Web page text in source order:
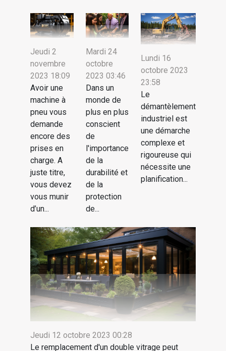
Jeudi 2
novembre
2023 18:09
Avoir une
machine à
pneu vous
demande
encore des
prises en
charge. A
juste titre,
vous devez
vous munir
d’un...
Mardi 24
octobre
2023 03:46
Dans un
monde de
plus en plus
conscient
de
l'importance
de la
durabilité et
de la
protection
de...
Lundi 16
octobre 2023
23:58
Le
démantèlement
industriel est
une démarche
complexe et
rigoureuse qui
nécessite une
planification...
Jeudi 12 octobre 2023 00:28
Le remplacement d'un double vitrage peut